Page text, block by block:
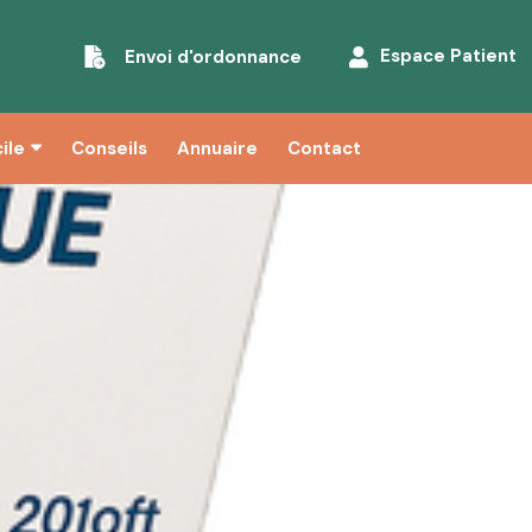
Envoi d'ordonnance Espace Patient
Conseils Annuaire Contact